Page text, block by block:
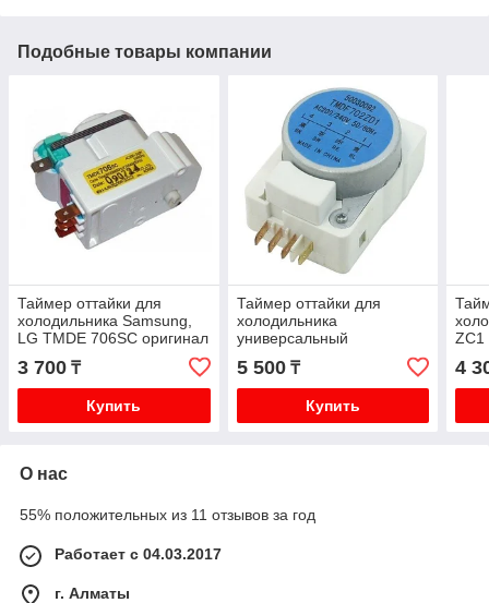
Подобные товары компании
Таймер оттайки для
холодильника Samsung,
LG TMDE 706SC оригинал
3 700 ₸
Купить
Таймер оттайки для
холодильника
универсальный
(TMDF702ZD1) Universal
5 500₸
Купить
ZC1
4
О нас
55% положительных из 11 отзывов за год
Работает с 04.03.2017
г. Алматы